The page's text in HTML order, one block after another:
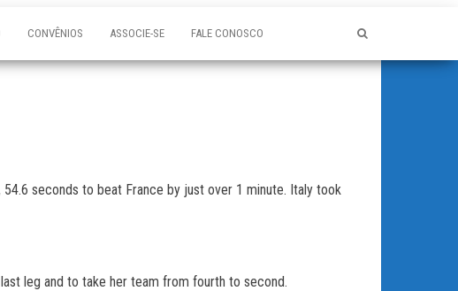
CONVÊNIOS ASSOCIE-SE FALE CONOSCO
seconds to beat France by just over 1 minute. Italy took
leg and to take her team from fourth to second.